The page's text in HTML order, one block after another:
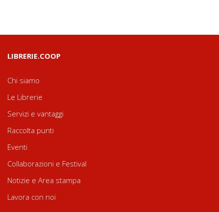
LIBRERIE.COOP
Chi siamo
Le Librerie
Servizi e vantaggi
Raccolta punti
Eventi
Collaborazioni e Festival
Notizie e Area stampa
Lavora con noi